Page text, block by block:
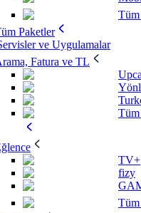
Tüm
Paketler
ve Uygulamalar
Fatura ve TL
TV+
fizy
Tüm